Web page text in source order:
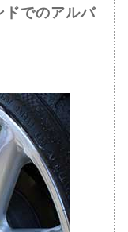
ドでのアルバ